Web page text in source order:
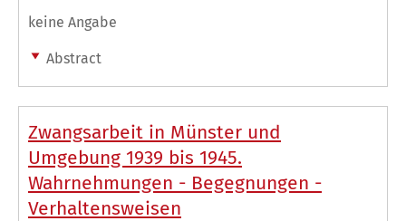
keine Angabe
Abstract
Zwangsarbeit in Münster und
Umgebung 1939 bis 1945.
Wahrnehmungen - Begegnungen -
Verhaltensweisen